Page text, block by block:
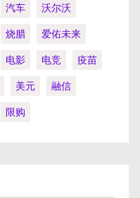
汽车
沃尔沃
烧腊
爱佑未来
电影 电竞
疫苗
美元
融信
限购